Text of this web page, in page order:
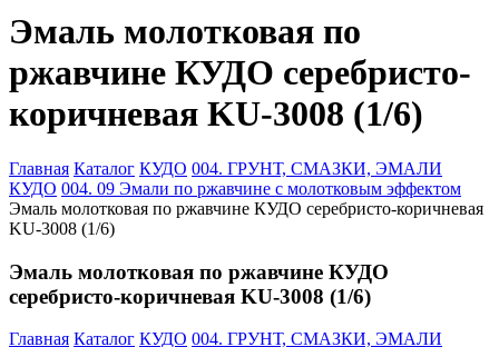
Эмаль молотковая по
ржавчине КУДО серебристо-
коричневая KU-3008 (1/6)
Главная Каталог КУДО 004. ГРУНТ, СМАЗКИ, ЭМАЛИ
КУДО 004. 09 Эмали по ржавчине с молотковым эффектом
Эмаль молотковая по ржавчине КУДО серебристо-коричневая
KU-3008 (1/6)
Эмаль молотковая по ржавчине КУДО
серебристо-коричневая KU-3008 (1/6)
Главная Каталог КУДО 004. ГРУНТ, СМАЗКИ, ЭМАЛИ